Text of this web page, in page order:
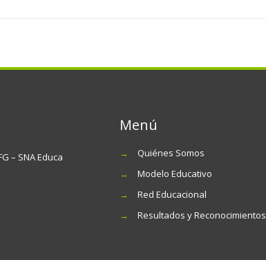
– SNA Educa
Menú
→
Quiénes Somos
→
Modelo Educativo
→
Red Educacional
→
Resultados y Reconocimientos